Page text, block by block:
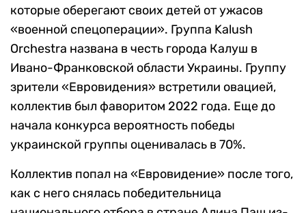
которые оберегают своих детей от ужасов
«военной спецоперации». Группа Kalush
Orchestra названа в честь города Калуш в
Ивано-Франковской области Украины. Группу
зрители «Евровидения» встретили овацией,
коллектив был фаворитом 2022 года. Еще до
начала конкурса вероятность победы
украинской группы оценивалась в 70%.
Коллектив попал на «Евровидение» после того,
как с него снялась победительница